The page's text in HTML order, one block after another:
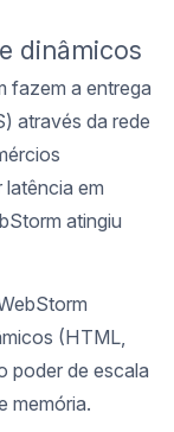
dinâmicos
fazem a entrega
através da rede
em
atingiu
(HTML,
poder de escala
memória.